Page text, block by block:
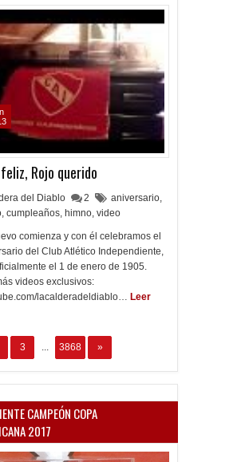
Rojo querido
del Diablo 2 aniversario,
, cumpleaños, himno, video
comienza y con él celebramos el
del Club Atlético Independiente,
el 1 de enero de 1905.
videos exclusivos:
lacalderadeldiablo… Leer
3 ... 3868 »
CAMPEÓN COPA
2017